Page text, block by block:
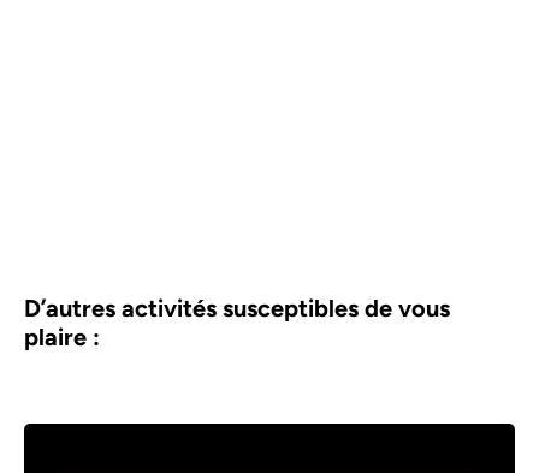
D’autres activités susceptibles de vous
plaire :